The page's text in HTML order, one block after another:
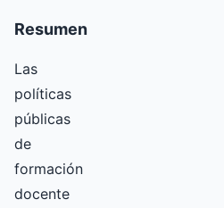
Resumen
Las
políticas
públicas
de
formación
docente